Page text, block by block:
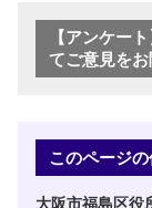
【アンケー
てご意見を
このページ
大阪市福島区役